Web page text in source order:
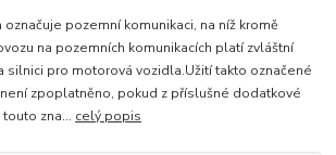
označuje pozemní komunikaci, na níž kromě
na pozemních komunikacích platí zvláštní
silnici pro motorová vozidla.Užití takto označené
zpoplatněno, pokud z příslušné dodatkové
zna... celý popis